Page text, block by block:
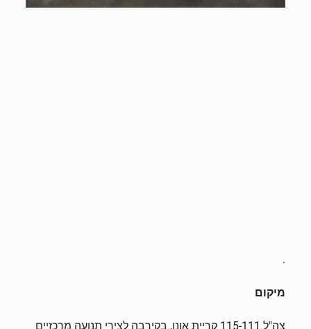
.
מיקום
צה"ל 115-111 קריית אונו, בקירבה לצירי תנועה מרכזיים